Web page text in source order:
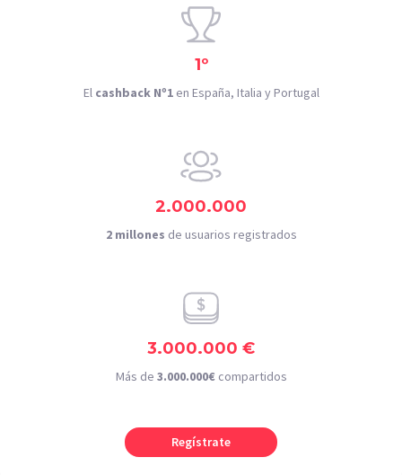
1º
El cashback Nº1en España, Italia y Portugal
2.000.000
2 millones de usuarios registrados
3.000.000 €
Más de 3.000.000€compartidos
Regístrate